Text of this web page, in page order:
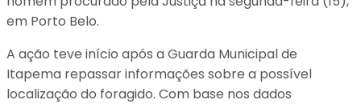
em Porto Belo.
A ação teve início após a Guarda Municipal de
Itapema repassar informações sobre a possível
localização do foragido. Com base nos dados